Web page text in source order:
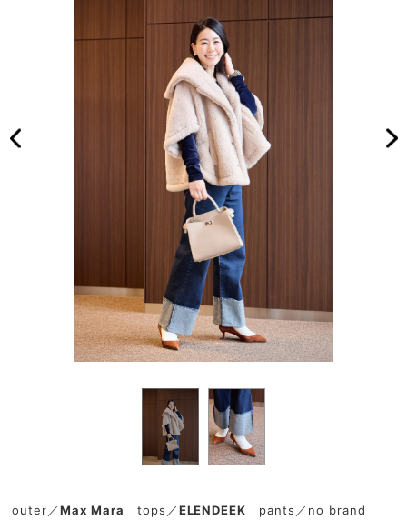
outer／Max Mara tops／ELENDEEK pants／no brand